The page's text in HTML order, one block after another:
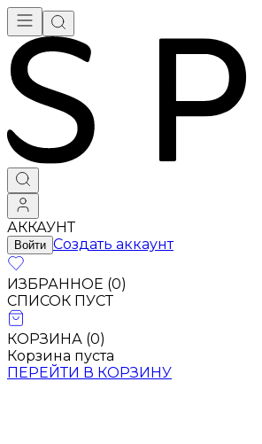
АККАУНТ
Войти Создать аккаунт
ИЗБРАННОЕ (0)
СПИСОК ПУСТ
КОРЗИНА (0)
Корзина пуста
ПЕРЕЙТИ В КОРЗИНУ